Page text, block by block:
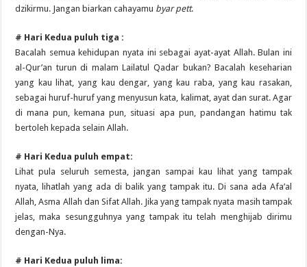
dzikirmu. Jangan biarkan cahayamu byar pett.
# Hari Kedua puluh tiga :
Bacalah semua kehidupan nyata ini sebagai ayat-ayat Allah. Bulan ini
al-Qur’an turun di malam Lailatul Qadar bukan? Bacalah keseharian
yang kau lihat, yang kau dengar, yang kau raba, yang kau rasakan,
sebagai huruf-huruf yang menyusun kata, kalimat, ayat dan surat. Agar
di mana pun, kemana pun, situasi apa pun, pandangan hatimu tak
bertoleh kepada selain Allah.
# Hari Kedua puluh empat:
Lihat pula seluruh semesta, jangan sampai kau lihat yang tampak
nyata, lihatlah yang ada di balik yang tampak itu. Di sana ada Afa’al
Allah, Asma Allah dan Sifat Allah. Jika yang tampak nyata masih tampak
jelas, maka sesungguhnya yang tampak itu telah menghijab dirimu
dengan-Nya.
# Hari Kedua puluh lima: